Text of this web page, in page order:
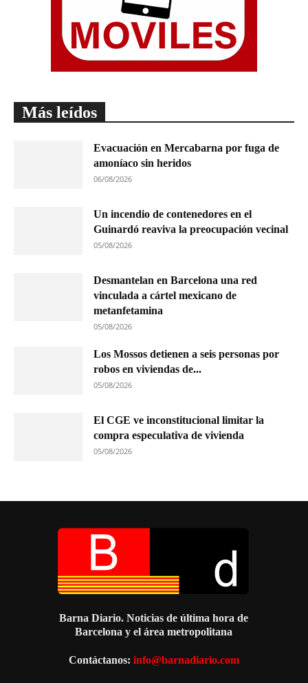
Más leídos
Evacuación en Mercabarna por fuga de
amoníaco sin heridos
06/08/2026
Un incendio de contenedores en el
Guinardó reaviva la preocupación vecinal
05/08/2026
Desmantelan en Barcelona una red
vinculada a cártel mexicano de
metanfetamina
05/08/2026
Los Mossos detienen a seis personas por
robos en viviendas de...
05/08/2026
El CGE ve inconstitucional limitar la
compra especulativa de vivienda
05/08/2026
Barna Diario. Noticias de última hora de
Barcelona y el área metropolitana
Contáctanos: info@barnadiario.com